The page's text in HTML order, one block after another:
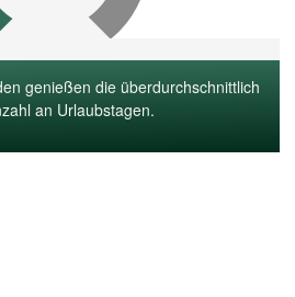
genießen die überdurchschnittlich
an Urlaubstagen.